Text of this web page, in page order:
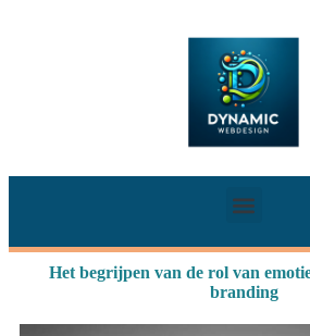
Het begrijpen van de rol van
branding